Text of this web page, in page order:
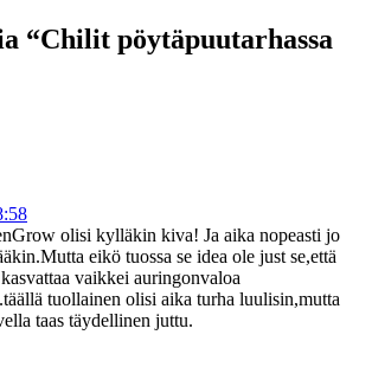
“Chilit pöytäpuutarhassa
olisi kylläkin kiva! Ja aika nopeasti jo
eikö tuossa se idea ole just se,että
vaikkei auringonvaloa
tuollainen olisi aika turha luulisin,mutta
taas täydellinen juttu.